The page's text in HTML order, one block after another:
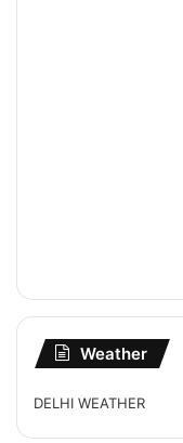
Weather
DELHI WEATHER